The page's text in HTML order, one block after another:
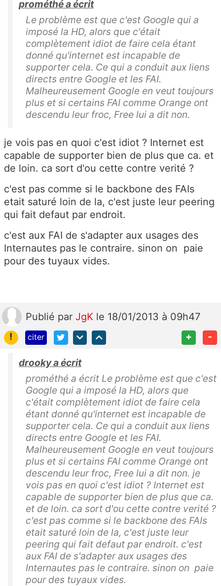
prométhé a écrit
Le problème est que c'est Google qui a
imposé la HD, alors que c'était
complètement idiot de faire cela étant
donné qu'internet est incapable de
supporter cela. Ce qui a conduit aux liens
directs entre Google et les FAI.
Malheureusement Google en veut toujours
plus et si certains FAI comme Orange ont
descendu leur froc, Free lui a dit non.
je vois pas en quoi c'est idiot ? Internet est
capable de supporter bien de plus que ca. et
de loin. ca sort d'ou cette contre verité ?
c'est pas comme si le backbone des FAIs
etait saturé loin de la, c'est juste leur peering
qui fait defaut par endroit.
c'est aux FAI de s'adapter aux usages des
Internautes pas le contraire. sinon on paie
pour des tuyaux vides.
Publié par JgK le 18/01/2013 à 09h47
!
citer + -
drooky a écrit
prométhé a écrit Le problème est que c'est
Google qui a imposé la HD, alors que
c'était complètement idiot de faire cela
étant donné qu'internet est incapable de
supporter cela. Ce qui a conduit aux liens
directs entre Google et les FAI.
Malheureusement Google en veut toujours
plus et si certains FAI comme Orange ont
descendu leur froc, Free lui a dit non. je
vois pas en quoi c'est idiot ? Internet est
capable de supporter bien de plus que ca.
et de loin. ca sort d'ou cette contre verité ?
c'est pas comme si le backbone des FAIs
etait saturé loin de la, c'est juste leur
peering qui fait defaut par endroit. c'est
aux FAI de s'adapter aux usages des
Internautes pas le contraire. sinon on paie
pour des tuyaux vides.